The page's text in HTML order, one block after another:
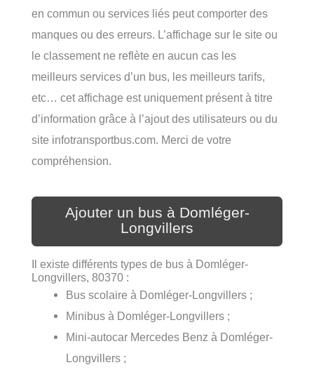
en commun ou services liés peut comporter des
manques ou des erreurs. L’affichage sur le site ou
le classement ne reflète en aucun cas les
meilleurs services d’un bus, les meilleurs tarifs,
etc… cet affichage est uniquement présent à titre
d’information grâce à l’ajout des utilisateurs ou du
site infotransportbus.com. Merci de votre
compréhension.
Ajouter un bus à Domléger-
Longvillers
Il existe différents types de bus à Domléger-
Longvillers, 80370 :
Bus scolaire à Domléger-Longvillers ;
Minibus à Domléger-Longvillers ;
Mini-autocar Mercedes Benz à Domléger-
Longvillers ;